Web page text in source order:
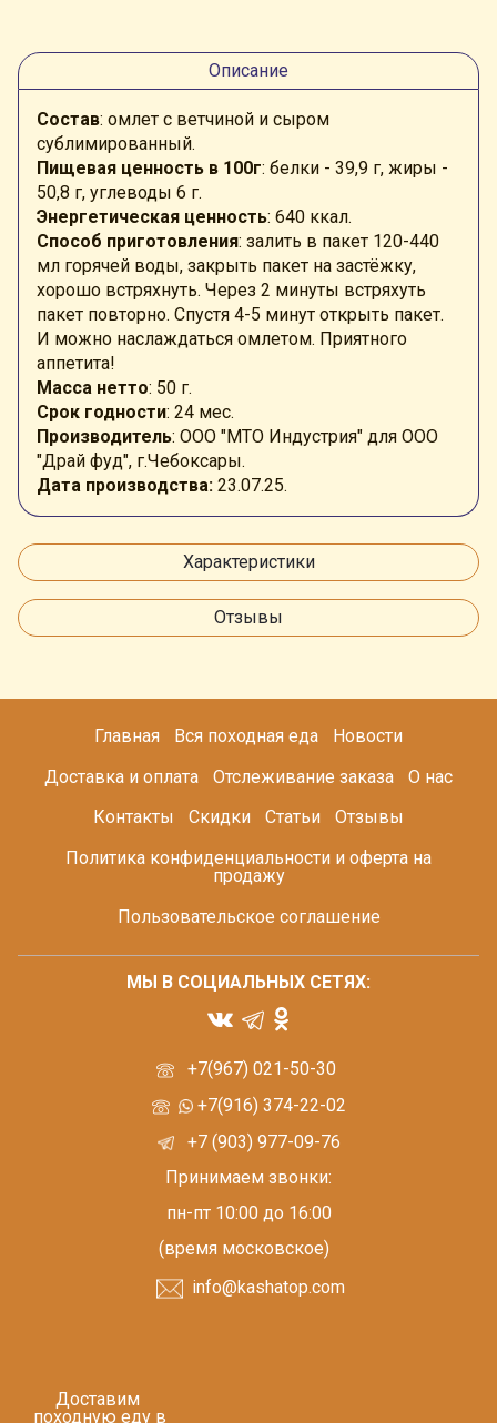
Описание
Состав: омлет с ветчиной и сыром
сублимированный.
Пищевая ценность в 100г: белки - 39,9 г, жиры -
50,8 г, углеводы 6 г.
Энергетическая ценность: 640 ккал.
Способ приготовления: залить в пакет 120-440
мл горячей воды, закрыть пакет на застёжку,
хорошо встряхнуть. Через 2 минуты встряхуть
пакет повторно. Спустя 4-5 минут открыть пакет.
И можно наслаждаться омлетом. Приятного
аппетита!
Масса нетто: 50 г.
Срок годности: 24 мес.
Производитель: ООО "МТО Индустрия" для ООО
"Драй фуд", г.Чебоксары.
Дата производства: 23.07.25.
Характеристики
Отзывы
Главная Вся походная еда
Новости
Доставка и оплата
Отслеживание заказа
О нас
Контакты
Скидки Статьи
Отзывы
Политика конфиденциальности и оферта на
продажу
Пользовательское соглашение
+7(967) 021-50-30
+7(916) 374-22-02
+7 (903) 977-09-76
Принимаем звонки:
пн-пт 10:00 до 16:00
(время московское)
info@kashatop.com
Доставим
походную еду в
МЫ В СОЦИАЛЬНЫХ СЕТЯХ: